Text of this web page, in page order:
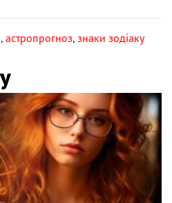
, астропрогноз, знаки зодіаку